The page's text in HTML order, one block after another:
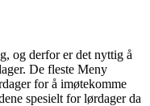
og derfor er det nyttig å
De fleste Meny
for å imøtekomme
spesielt for lørdager da